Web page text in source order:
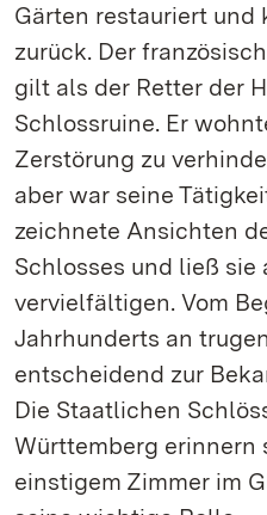
Gärten restauriert und
zurück. Der
gilt als der Retter der
Schlossruine. Er
Zerstörung zu
aber war seine
zeichnete Ansichten
Schlosses und ließ sie
vervielfältigen. Vom
Jahrhunderts an
entscheidend zur
Die Staatlichen
Württemberg erinnern
einstigem Zimmer im